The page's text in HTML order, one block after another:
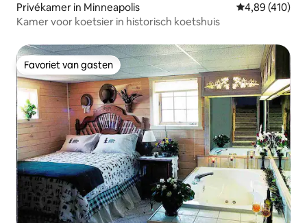
Privékamer in Minneapolis Gemiddelde
4,89 (410)
Kamer voor koetsier in historisch koetshuis
Favoriet van gasten
Favoriet van gasten